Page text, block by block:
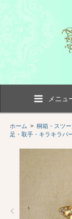
メニュ
ホーム > 桐箱・スツ
足・取手・キラキラパ